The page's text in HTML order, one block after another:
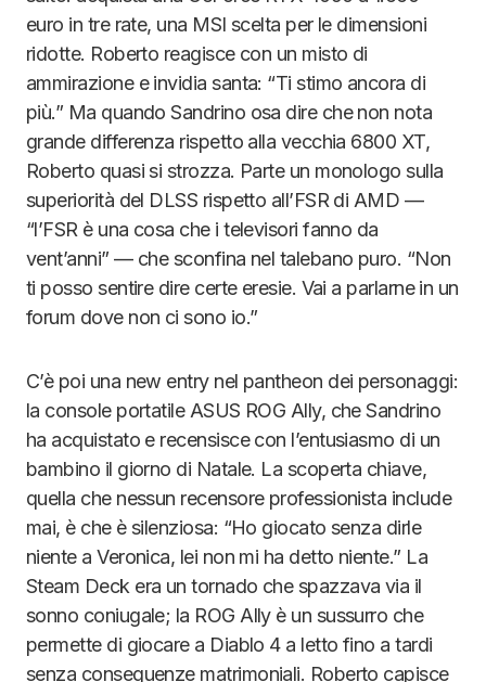
euro in tre rate, una MSI scelta per le dimensioni
ridotte. Roberto reagisce con un misto di
ammirazione e invidia santa: “Ti stimo ancora di
più.” Ma quando Sandrino osa dire che non nota
grande differenza rispetto alla vecchia 6800 XT,
Roberto quasi si strozza. Parte un monologo sulla
superiorità del DLSS rispetto all’FSR di AMD —
“l’FSR è una cosa che i televisori fanno da
vent’anni” — che sconfina nel talebano puro. “Non
ti posso sentire dire certe eresie. Vai a parlarne in un
forum dove non ci sono io.”
C’è poi una new entry nel pantheon dei personaggi:
la console portatile ASUS ROG Ally, che Sandrino
ha acquistato e recensisce con l’entusiasmo di un
bambino il giorno di Natale. La scoperta chiave,
quella che nessun recensore professionista include
mai, è che è silenziosa: “Ho giocato senza dirle
niente a Veronica, lei non mi ha detto niente.” La
Steam Deck era un tornado che spazzava via il
sonno coniugale; la ROG Ally è un sussurro che
permette di giocare a Diablo 4 a letto fino a tardi
senza conseguenze matrimoniali. Roberto capisce